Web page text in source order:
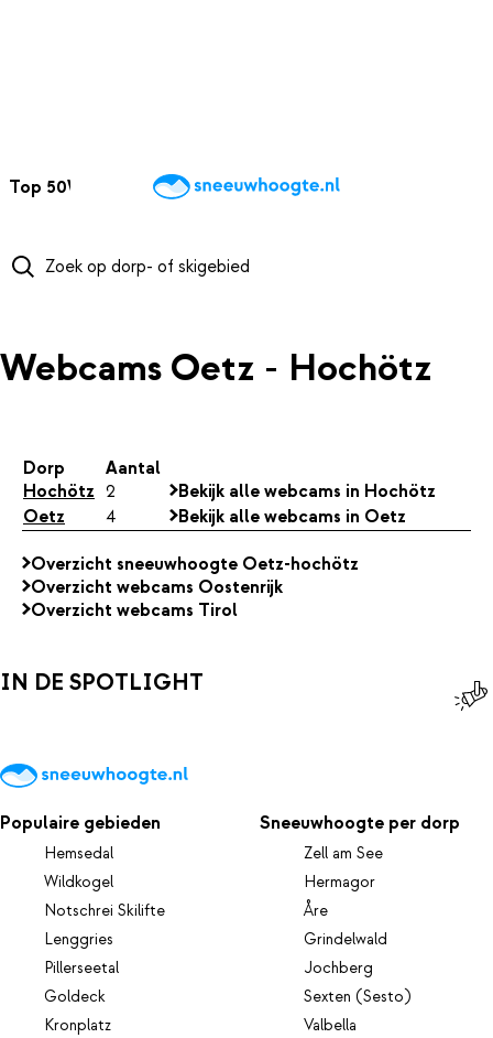
Top 50Webcams WintersportweerKaarten
Webcams Oetz - Hochötz
Dorp
Aantal
Hochötz 2
Bekijk alle webcams in Hochötz
Oetz
4 Bekijk alle webcams in Oetz
Overzicht sneeuwhoogte Oetz-hochötz
Overzicht webcams Oostenrijk
Overzicht webcams Tirol
IN DE SPOTLIGHT
Populaire gebieden
Hemsedal
Wildkogel
Notschrei Skilifte
Lenggries
Pillerseetal
Goldeck
Kronplatz
Sneeuwhoogte per dorp
Zell am See
Hermagor
Åre
Grindelwald
Jochberg
Sexten (Sesto)
Valbella